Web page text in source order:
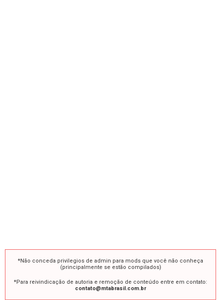
*Não conceda privilegios de admin para mods que você não conheça
(principalmente se estão compilados)
*Para reivindicação de autoria e remoção de conteúdo entre em contato:
contato@mtabrasil.com.br